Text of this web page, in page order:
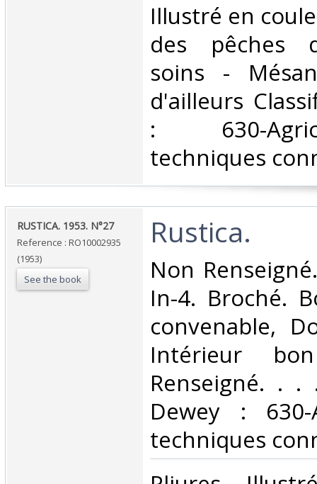
‎Illustré en
des pêches
soins -
d'ailleurs
: 630-
techniques
‎RUSTICA. 1953. N°27‎
Reference : RO10002935
(1953)
See the book
‎Rustica.‎
‎Non
In-4. Broché.
convenable,
Intérieur
Renseigné. . .
Dewey :
techniques